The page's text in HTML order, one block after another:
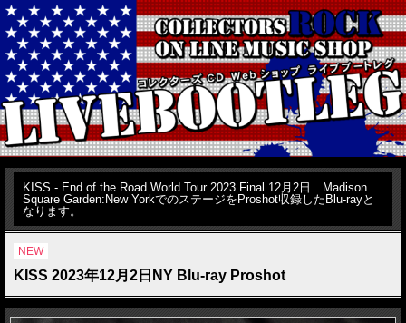
KISS - End of the Road World Tour 2023 Final 12月2日 Madison
Square Garden:New YorkでのステージをProshot収録したBlu-rayと
なります。
NEW
KISS 2023年12月2日NY Blu-ray Proshot